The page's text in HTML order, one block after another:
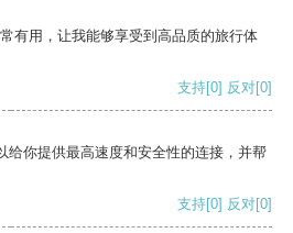
有用，让我能够享受到高品质的旅行体
支持[0] 反对[0]
给你提供最高速度和安全性的连接，并帮
支持[0] 反对[0]